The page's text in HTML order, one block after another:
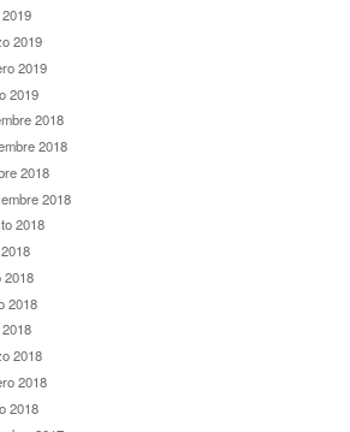
2019
2019
2019
2018
2018
2018
2018
2018
2018
2018
2018
2018
2018